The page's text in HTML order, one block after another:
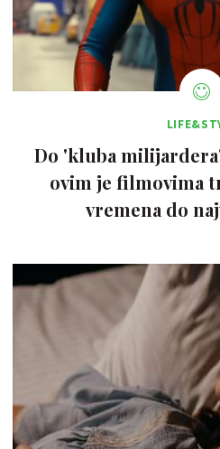
Do 'kluba
ovim je filmovima
vremena do